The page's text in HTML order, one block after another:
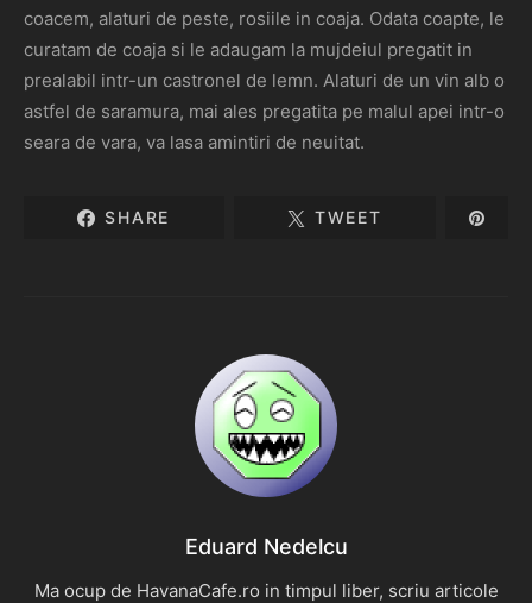
coacem, alaturi de peste, rosiile in coaja. Odata coapte, le
curatam de coaja si le adaugam la mujdeiul pregatit in
prealabil intr-un castronel de lemn. Alaturi de un vin alb o
astfel de saramura, mai ales pregatita pe malul apei intr-o
seara de vara, va lasa amintiri de neuitat.
SHARE TWEET
Eduard Nedelcu
Ma ocup de HavanaCafe.ro in timpul liber, scriu articole